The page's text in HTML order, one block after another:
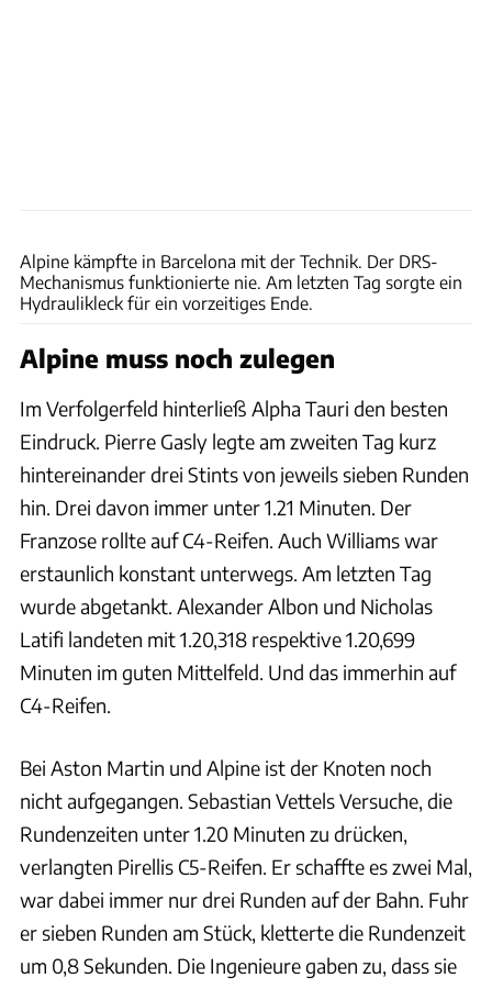
Alpine kämpfte in Barcelona mit der Technik. Der DRS-
Mechanismus funktionierte nie. Am letzten Tag sorgte ein
Hydraulikleck für ein vorzeitiges Ende.
Alpine muss noch zulegen
Im Verfolgerfeld hinterließ Alpha Tauri den besten
Eindruck. Pierre Gasly legte am zweiten Tag kurz
hintereinander drei Stints von jeweils sieben Runden
hin. Drei davon immer unter 1.21 Minuten. Der
Franzose rollte auf C4-Reifen. Auch Williams war
erstaunlich konstant unterwegs. Am letzten Tag
wurde abgetankt. Alexander Albon und Nicholas
Latifi landeten mit 1.20,318 respektive 1.20,699
Minuten im guten Mittelfeld. Und das immerhin auf
C4-Reifen.
Bei Aston Martin und Alpine ist der Knoten noch
nicht aufgegangen. Sebastian Vettels Versuche, die
Rundenzeiten unter 1.20 Minuten zu drücken,
verlangten Pirellis C5-Reifen. Er schaffte es zwei Mal,
war dabei immer nur drei Runden auf der Bahn. Fuhr
er sieben Runden am Stück, kletterte die Rundenzeit
um 0,8 Sekunden. Die Ingenieure gaben zu, dass sie